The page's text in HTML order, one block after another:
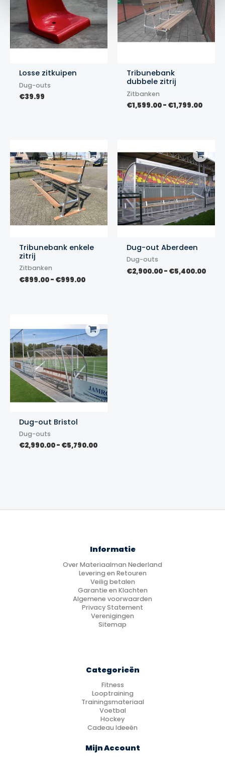
Losse zitkuipen
Dug-outs
€39.99
Tribunebank
dubbele zitrij
Zitbanken
€1,599.00- €1,799.00
Tribunebank enkele
zitrij
Zitbanken
€899.00- €999.00Prijsklasse:
Dug-out Aberdeen
Dug-outs
€2,900.00- €5,400.00
Dug-out Bristol
Dug-outs
€2,990.00- €5,790.00Prijsklasse:
Informatie
Over Materiaalman Nederland
Levering en Retouren
Veilig betalen
Garantie en Klachten
Algemene voorwaarden
Privacy Statement
Verenigingen
Sitemap
Categorieën
Fitness
Looptraining
Trainingsmateriaal
Voetbal
Hockey
Cadeau Ideeën
Mijn Account